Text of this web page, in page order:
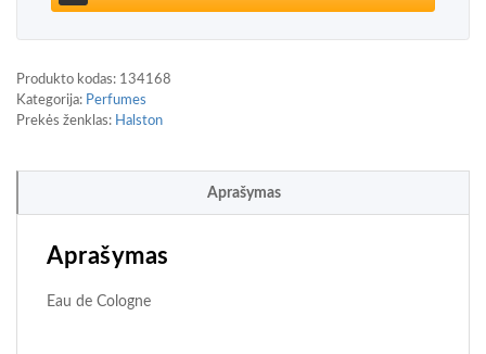
Produkto kodas: 134168
Kategorija: Perfumes
Prekės ženklas: Halston
Aprašymas
Aprašymas
Eau de Cologne